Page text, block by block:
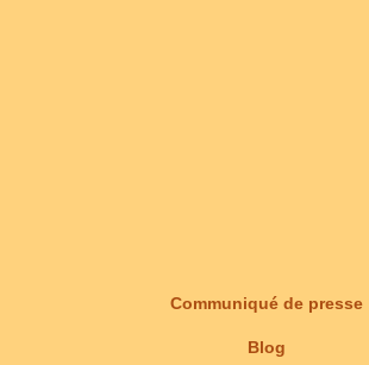
Communiqué de presse
Blog